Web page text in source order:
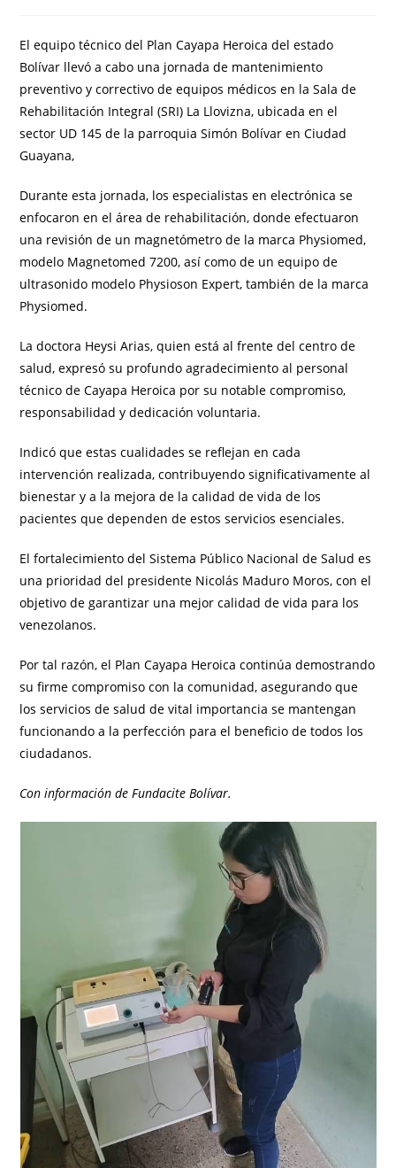
El equipo técnico del Plan Cayapa Heroica del estado
Bolívar llevó a cabo una jornada de mantenimiento
preventivo y correctivo de equipos médicos en la Sala de
Rehabilitación Integral (SRI) La Llovizna, ubicada en el
sector UD 145 de la parroquia Simón Bolívar en Ciudad
Guayana,
Durante esta jornada, los especialistas en electrónica se
enfocaron en el área de rehabilitación, donde efectuaron
una revisión de un magnetómetro de la marca Physiomed,
modelo Magnetomed 7200, así como de un equipo de
ultrasonido modelo Physioson Expert, también de la marca
Physiomed.
La doctora Heysi Arias, quien está al frente del centro de
salud, expresó su profundo agradecimiento al personal
técnico de Cayapa Heroica por su notable compromiso,
responsabilidad y dedicación voluntaria.
Indicó que estas cualidades se reflejan en cada
intervención realizada, contribuyendo significativamente al
bienestar y a la mejora de la calidad de vida de los
pacientes que dependen de estos servicios esenciales.
El fortalecimiento del Sistema Público Nacional de Salud es
una prioridad del presidente Nicolás Maduro Moros, con el
objetivo de garantizar una mejor calidad de vida para los
venezolanos.
Por tal razón, el Plan Cayapa Heroica continúa demostrando
su firme compromiso con la comunidad, asegurando que
los servicios de salud de vital importancia se mantengan
funcionando a la perfección para el beneficio de todos los
ciudadanos.
Con información de Fundacite Bolívar.